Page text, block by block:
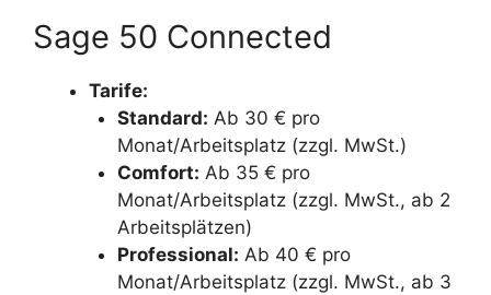
Sage 50 Connected
Tarife:
Standard: Ab 30 € pro
Monat/Arbeitsplatz (zzgl. MwSt.)
Comfort: Ab 35 € pro
Monat/Arbeitsplatz (zzgl. MwSt., ab 2
Arbeitsplätzen)
Professional: Ab 40 € pro
Monat/Arbeitsplatz (zzgl. MwSt., ab 3